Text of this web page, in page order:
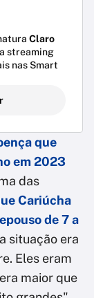
Claro
streaming
nas Smart
que
em 2023
das
Cariúcha
de 7 a
situação era
Eles eram
maior que